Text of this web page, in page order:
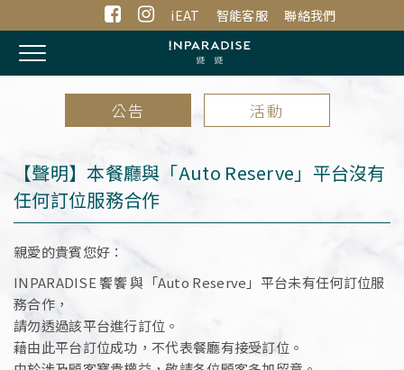
iEAT 智能客服 聯絡我們
Toggle
navigation
公告 活動
【聲明】本餐廳與「Auto Reserve」平台沒有
任何訂位服務合作
親愛的貴賓您好：
INPARADISE 饗饗 與「Auto Reserve」平台未有任何訂位服
務合作，
請勿透過該平台進行訂位。
藉由此平台訂位成功，不代表餐廳有接受訂位。